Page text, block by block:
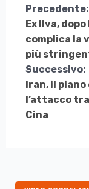
a
Precedente:
Ex Ilva,
complica la
più
Successivo:
Iran, il
l’attacco
Cina